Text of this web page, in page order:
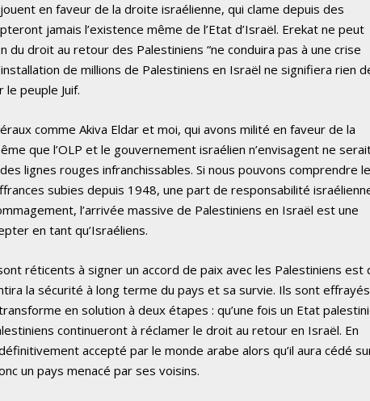
en faveur de la droite israélienne, qui clame depuis des
jamais l’existence même de l’Etat d’Israël. Erekat ne peut
du droit au retour des Palestiniens “ne conduira pas à une crise
de millions de Palestiniens en Israël ne signifiera rien
peuple Juif.
comme Akiva Eldar et moi, qui avons milité en faveur de la
que l’OLP et le gouvernement israélien n’envisagent ne
lignes rouges infranchissables. Si nous pouvons comprendre le
subies depuis 1948, une part de responsabilité
l’arrivée massive de Palestiniens en Israël est une
en tant qu’Israéliens.
réticents à signer un accord de paix avec les Palestiniens est
la sécurité à long terme du pays et sa survie. Ils sont
en solution à deux étapes : qu’une fois un Etat
continueront à réclamer le droit au retour en Israël. En
accepté par le monde arabe alors qu’il aura cédé
un pays menacé par ses voisins.